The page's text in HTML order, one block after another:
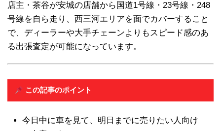
店主・茶谷が安城の店舗から国道1号線・23号線・248
号線を自ら走り、西三河エリアを面でカバーすること
で、ディーラーや大手チェーンよりもスピード感のあ
る出張査定が可能になっています。
この記事のポイント
今日中に車を見て、明日までに売りたい人向け